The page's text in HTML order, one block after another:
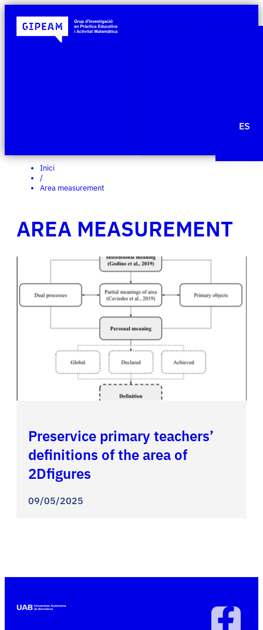
ES
Inici
/
Area measurement
AREA MEASUREMENT
Preservice primary teachers’
definitions of the area of
2Dfigures
09/05/2025